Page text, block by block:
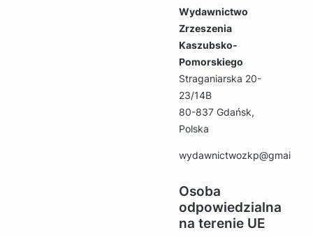
Wydawnictwo
Zrzeszenia
Kaszubsko-
Pomorskiego
Straganiarska 20-
23/14B
80-837 Gdańsk,
Polska
Osoba
odpowiedzialna
na terenie UE